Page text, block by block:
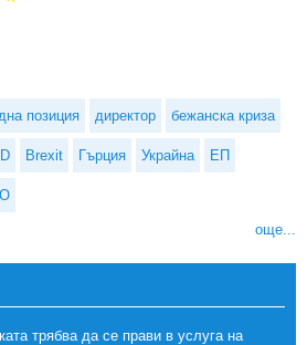
позиция директор бежанска криза
Brexit Гърция Украйна ЕП
още...
трябва да се прави в услуга на